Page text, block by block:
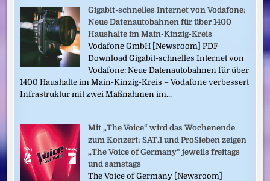
Gigabit-schnelles Internet von Vodafone:
Neue Datenautobahnen für über 1400
Haushalte im Main-Kinzig-Kreis
Vodafone GmbH [Newsroom] PDF
Download Gigabit-schnelles Internet von
Vodafone: Neue Datenautobahnen für über
1400 Haushalte im Main-Kinzig-Kreis – Vodafone verbessert
Infrastruktur mit zwei Maßnahmen im...
Mit „The Voice“ wird das Wochenende
zum Konzert: SAT.1 und ProSieben zeigen
„The Voice of Germany“ jeweils freitags
und samstags
The Voice of Germany [Newsroom]